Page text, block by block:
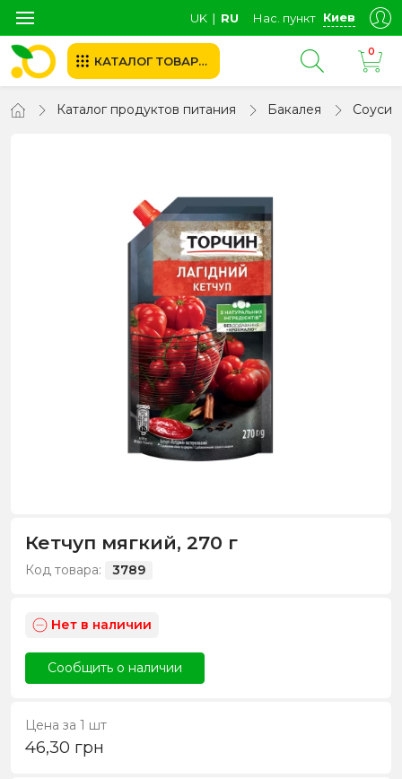
UK ∣ RU Нас. пункт Киев
КАТАЛОГ ТОВАРОВ
0
Каталог продуктов питания Бакалея Соуси
Кетчуп мягкий, 270 г
Код товара: 3789
Нет в наличии
Сообщить о наличии
Цена за 1 шт
46,30 грн